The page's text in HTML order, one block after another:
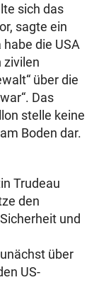
sich das
sagte ein
die USA
zivilen
über die
Das
stelle keine
Boden dar.
Trudeau
den
und
über
US-